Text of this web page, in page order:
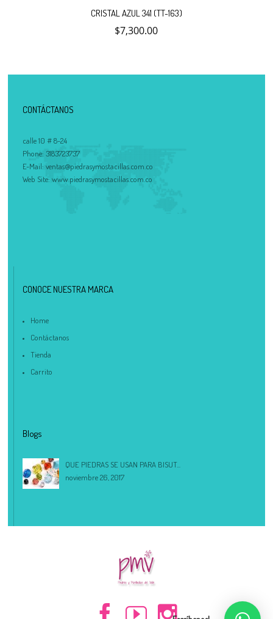
CRISTAL AZUL 341 (TT-163)
$7,300.00
CONTÁCTANOS
calle 10 # 8-24
Phone: 3183723737
E-Mail: ventas@piedrasymostacillas.com.co
Web Site: www.piedrasymostacillas.com.co
CONOCE NUESTRA MARCA
Home
Contáctanos
Tienda
Carrito
Blogs
QUE PIEDRAS SE USAN PARA BISUT...
noviembre 26, 2017